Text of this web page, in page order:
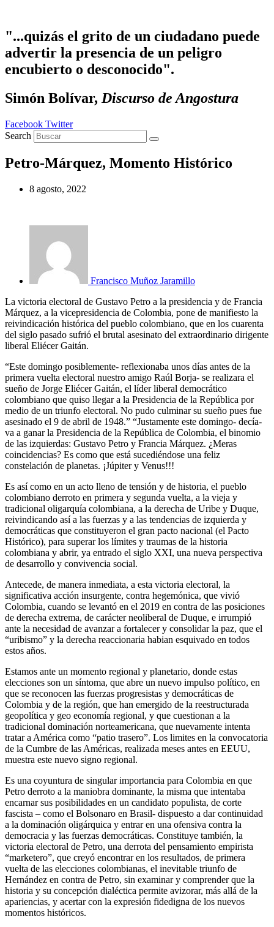
contenido
"...quizás el grito de un ciudadano puede
advertir la presencia de un peligro
encubierto o desconocido".
Simón Bolívar, Discurso de Angostura
Facebook Twitter
Search
Petro-Márquez, Momento Histórico
8 agosto, 2022
Francisco Muñoz Jaramillo
La victoria electoral de Gustavo Petro a la presidencia y de Francia
Márquez, a la vicepresidencia de Colombia, pone de manifiesto la
reivindicación histórica del pueblo colombiano, que en los cuarenta
del siglo pasado sufrió el brutal asesinato del extraordinario dirigente
liberal Eliécer Gaitán.
“Este domingo posiblemente- reflexionaba unos días antes de la
primera vuelta electoral nuestro amigo Raúl Borja- se realizara el
sueño de Jorge Eliécer Gaitán, el líder liberal democrático
colombiano que quiso llegar a la Presidencia de la República por
medio de un triunfo electoral. No pudo culminar su sueño pues fue
asesinado el 9 de abril de 1948.” “Justamente este domingo- decía-
va a ganar la Presidencia de la República de Colombia, el binomio
de las izquierdas: Gustavo Petro y Francia Márquez. ¿Meras
coincidencias? Es como que está sucediéndose una feliz
constelación de planetas. ¡Júpiter y Venus!!!
Es así como en un acto lleno de tensión y de historia, el pueblo
colombiano derroto en primera y segunda vuelta, a la vieja y
tradicional oligarquía colombiana, a la derecha de Uribe y Duque,
reivindicando así a las fuerzas y a las tendencias de izquierda y
democráticas que constituyeron el gran pacto nacional (el Pacto
Histórico), para superar los límites y traumas de la historia
colombiana y abrir, ya entrado el siglo XXI, una nueva perspectiva
de desarrollo y convivencia social.
Antecede, de manera inmediata, a esta victoria electoral, la
significativa acción insurgente, contra hegemónica, que vivió
Colombia, cuando se levantó en el 2019 en contra de las posiciones
de derecha extrema, de carácter neoliberal de Duque, e irrumpió
ante la necesidad de avanzar a fortalecer y consolidar la paz, que el
“uribismo” y la derecha reaccionaria habian esquivado en todos
estos años.
Estamos ante un momento regional y planetario, donde estas
elecciones son un síntoma, que abre un nuevo impulso político, en
que se reconocen las fuerzas progresistas y democráticas de
Colombia y de la región, que han emergido de la reestructurada
geopolítica y geo economía regional, y que cuestionan a la
tradicional dominación norteamericana, que nuevamente intenta
tratar a América como “patio trasero”. Los limites en la convocatoria
de la Cumbre de las Américas, realizada meses antes en EEUU,
muestra este nuevo signo regional.
Es una coyuntura de singular importancia para Colombia en que
Petro derroto a la maniobra dominante, la misma que intentaba
encarnar sus posibilidades en un candidato populista, de corte
fascista – como el Bolsonaro en Brasil- dispuesto a dar continuidad
a la dominación oligárquica y entrar en una ofensiva contra la
democracia y las fuerzas democráticas. Constituye también, la
victoria electoral de Petro, una derrota del pensamiento empirista
“marketero”, que creyó encontrar en los resultados, de primera
vuelta de las elecciones colombianas, el inevitable triunfo de
Hernández en contra de Petro, sin examinar y comprender que la
historia y su concepción dialéctica permite avizorar, más allá de la
apariencias, y acertar con la expresión fidedigna de los nuevos
momentos históricos.